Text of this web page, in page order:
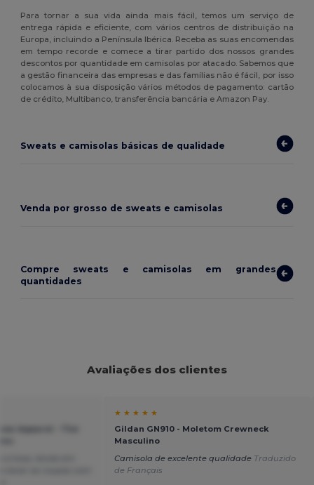
Para tornar a sua vida ainda mais fácil, temos um serviço de
entrega rápida e eficiente, com vários centros de distribuição na
Europa, incluindo a Península Ibérica. Receba as suas encomendas
em tempo recorde e comece a tirar partido dos nossos grandes
descontos por quantidade em camisolas por atacado. Sabemos que
a gestão financeira das empresas e das famílias não é fácil, por isso
colocamos à sua disposição vários métodos de pagamento: cartão
de crédito, Multibanco, transferência bancária e Amazon Pay.
Sweats e camisolas básicas de qualidade
Venda por grosso de sweats e camisolas
Compre sweats e camisolas em grandes
quantidades
Avaliações dos clientes
★ ★ ★ ★ ★
Gildan GN910 - Moletom Crewneck
Masculino
Camisola de excelente qualidade Traduzido
de Français